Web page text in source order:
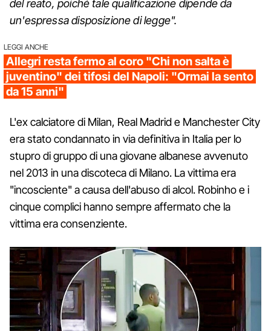
del reato, poiché tale qualificazione dipende da
un'espressa disposizione di legge".
LEGGI ANCHE
Allegri resta fermo al coro "Chi non salta è
juventino" dei tifosi del Napoli: "Ormai la sento
da 15 anni"
L'ex calciatore di Milan, Real Madrid e Manchester City
era stato condannato in via definitiva in Italia per lo
stupro di gruppo di una giovane albanese avvenuto
nel 2013 in una discoteca di Milano. La vittima era
"incosciente" a causa dell'abuso di alcol. Robinho e i
cinque complici hanno sempre affermato che la
vittima era consenziente.